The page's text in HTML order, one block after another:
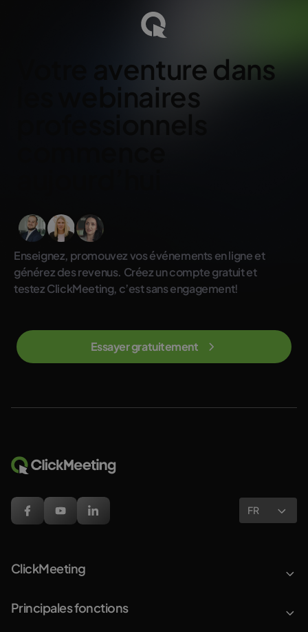
Votre aventure dans
les webinaires
professionnels
Enseignez, promouvez vos événements en ligne et
générez des revenus. Créez un compte gratuit et
testez ClickMeeting, c’est sans engagement!
Essayer gratuitement
FR
ClickMeeting
Principales fonctions